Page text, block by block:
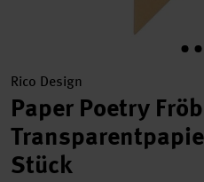
Rico Design
Paper Poetry
Stück